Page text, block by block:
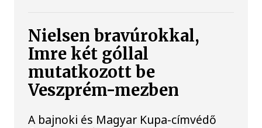
Nielsen bravúrokkal,
Imre két góllal
mutatkozott be
Veszprém-mezben
A bajnoki és Magyar Kupa-címvédő